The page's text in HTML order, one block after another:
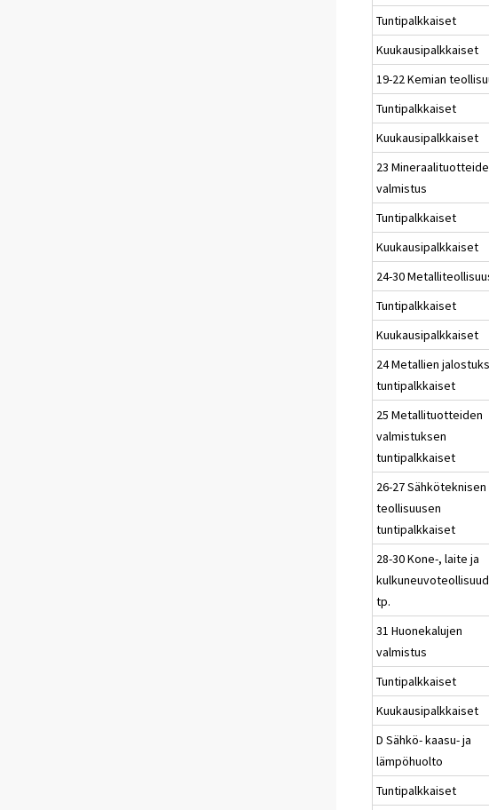
Tuntipalkkaiset
Kuukausipalkkaiset
19-22 Kemian
Tuntipalkkaiset
Kuukausipalkkaiset
23
valmistus
Tuntipalkkaiset
Kuukausipalkkaiset
24-30
Tuntipalkkaiset
Kuukausipalkkaiset
24 Metallien
tuntipalkkaiset
25 Metallituotteiden
valmistuksen
tuntipalkkaiset
26-27 Sähköteknisen
teollisuusen
tuntipalkkaiset
28-30 Kone-, laite ja
tp.
31 Huonekalujen
valmistus
Tuntipalkkaiset
Kuukausipalkkaiset
D Sähkö- kaasu- ja
lämpöhuolto
Tuntipalkkaiset